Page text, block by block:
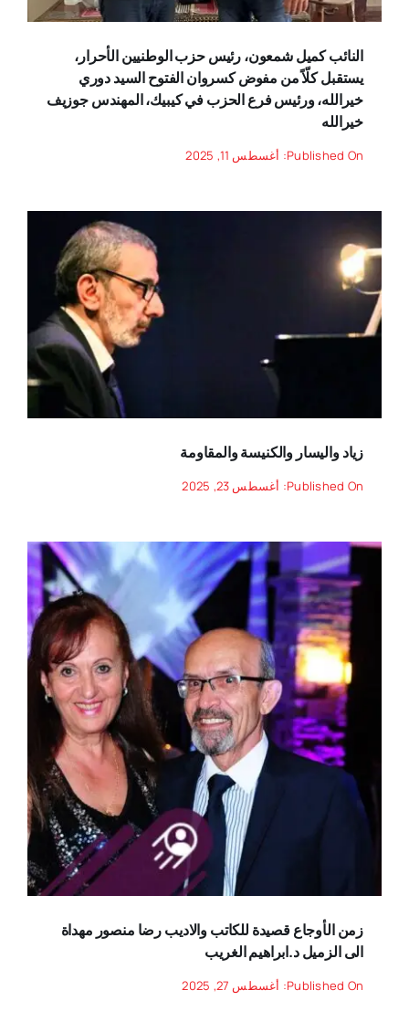
النائب كميل شمعون، رئيس حزب الوطنيين الأحرار،
يستقبل كلّاً من مفوض كسروان الفتوح السيد دوري
خيرالله، ورئيس فرع الحزب في كيبيك، المهندس جوزيف
خيرالله
Published On: أغسطس 11, 2025
زياد واليسار والكنيسة والمقاومة
Published On: أغسطس 23, 2025
زمن الأوجاع قصيدة للكاتب والاديب رضا منصور مهداة
الى الزميل د.ابراهيم الغريب
Published On: أغسطس 27, 2025